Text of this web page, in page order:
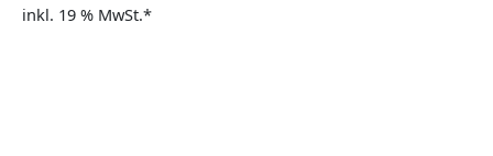
inkl. 19 % MwSt.*